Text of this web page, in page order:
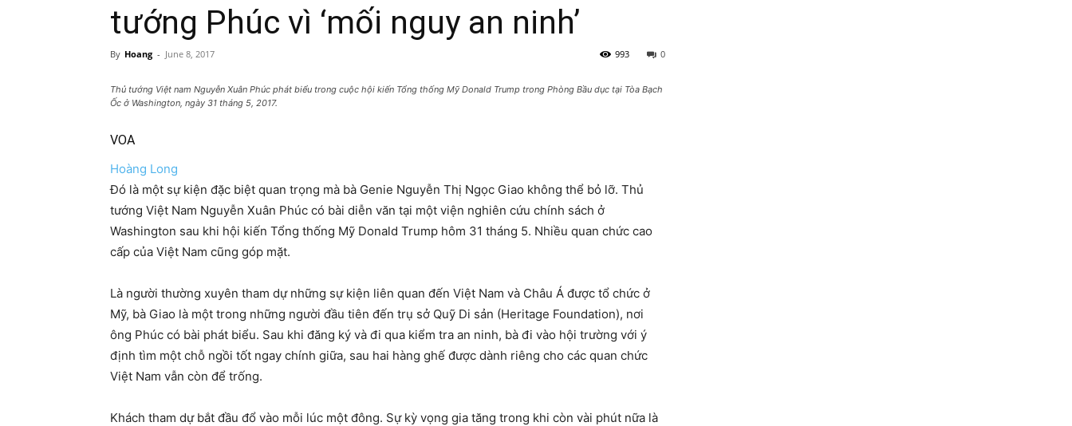
tướng Phúc vì ‘mối nguy an ninh’
By Hoang - June 8, 2017 0
993
Thủ tướng Việt nam Nguyễn Xuân Phúc phát biểu trong cuộc hội kiến Tổng thống Mỹ Donald Trump trong Phòng Bầu dục tại Tòa Bạch
Ốc ở Washington, ngày 31 tháng 5, 2017.
VOA
Hoàng Long
Đó là một sự kiện đặc biệt quan trọng mà bà Genie Nguyễn Thị Ngọc Giao không thể bỏ lỡ. Thủ
tướng Việt Nam Nguyễn Xuân Phúc có bài diễn văn tại một viện nghiên cứu chính sách ở
Washington sau khi hội kiến Tổng thống Mỹ Donald Trump hôm 31 tháng 5. Nhiều quan chức cao
cấp của Việt Nam cũng góp mặt.
Là người thường xuyên tham dự những sự kiện liên quan đến Việt Nam và Châu Á được tổ chức ở
Mỹ, bà Giao là một trong những người đầu tiên đến trụ sở Quỹ Di sản (Heritage Foundation), nơi
ông Phúc có bài phát biểu. Sau khi đăng ký và đi qua kiểm tra an ninh, bà đi vào hội trường với ý
định tìm một chỗ ngồi tốt ngay chính giữa, sau hai hàng ghế được dành riêng cho các quan chức
Việt Nam vẫn còn để trống.
Khách tham dự bắt đầu đổ vào mỗi lúc một đông. Sự kỳ vọng gia tăng trong khi còn vài phút nữa là